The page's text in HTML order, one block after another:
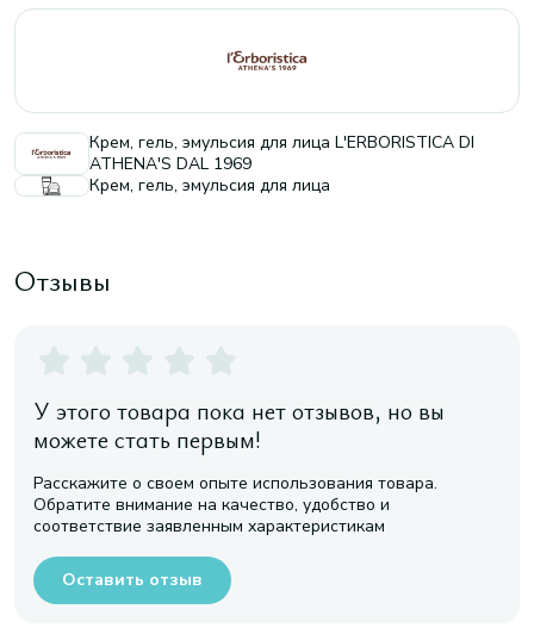
Крем, гель, эмульсия для лица L'ERBORISTICA DI
ATHENA'S DAL 1969
Крем, гель, эмульсия для лица
Отзывы
У этого товара пока нет отзывов, но вы
можете стать первым!
Расскажите о своем опыте использования товара.
Обратите внимание на качество, удобство и
соответствие заявленным характеристикам
Оставить отзыв